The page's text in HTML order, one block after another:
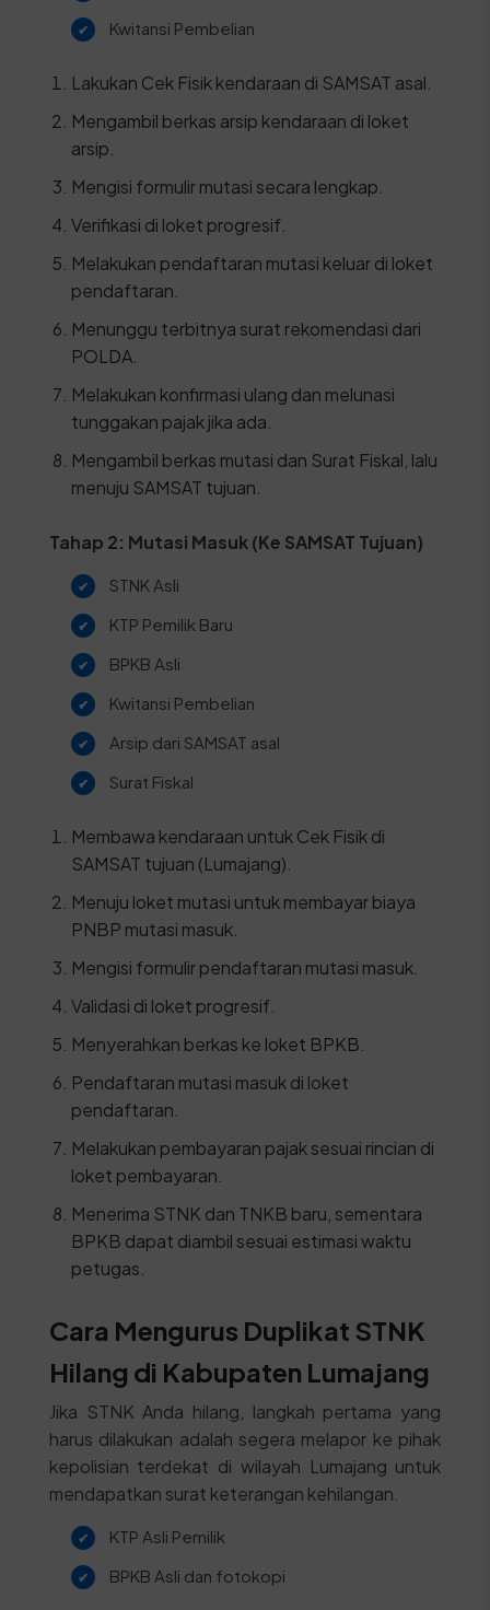
Kwitansi Pembelian
Lakukan Cek Fisik kendaraan di SAMSAT asal.
Mengambil berkas arsip kendaraan di loket
arsip.
Mengisi formulir mutasi secara lengkap.
Verifikasi di loket progresif.
Melakukan pendaftaran mutasi keluar di loket
pendaftaran.
Menunggu terbitnya surat rekomendasi dari
POLDA.
Melakukan konfirmasi ulang dan melunasi
tunggakan pajak jika ada.
Mengambil berkas mutasi dan Surat Fiskal, lalu
menuju SAMSAT tujuan.
Tahap 2: Mutasi Masuk (Ke SAMSAT Tujuan)
STNK Asli
KTP Pemilik Baru
BPKB Asli
Kwitansi Pembelian
Arsip dari SAMSAT asal
Surat Fiskal
Membawa kendaraan untuk Cek Fisik di
SAMSAT tujuan (Lumajang).
Menuju loket mutasi untuk membayar biaya
PNBP mutasi masuk.
Mengisi formulir pendaftaran mutasi masuk.
Validasi di loket progresif.
Menyerahkan berkas ke loket BPKB.
Pendaftaran mutasi masuk di loket
pendaftaran.
Melakukan pembayaran pajak sesuai rincian di
loket pembayaran.
Menerima STNK dan TNKB baru, sementara
BPKB dapat diambil sesuai estimasi waktu
petugas.
Cara Mengurus Duplikat STNK
Hilang di Kabupaten Lumajang
Jika STNK Anda hilang, langkah pertama yang
harus dilakukan adalah segera melapor ke pihak
kepolisian terdekat di wilayah Lumajang untuk
mendapatkan surat keterangan kehilangan.
KTP Asli Pemilik
BPKB Asli dan fotokopi